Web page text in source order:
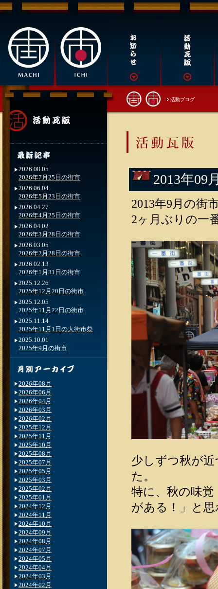
活動ブログ
2013年09
2013年9月の街
2ヶ月ぶりの一
少しずつ秋が
た。
特に、秋の味
がある！」と
2026.08.05
2026年7月25日の街市
2026.06.04
2026年5月23日の街市
2026.04.27
2026年4月25日の街市
2026.04.02
2026年3月28日の街市
2026.03.05
2026年2月28日の街市
2026.02.13
2026年1月31日の街市
2025.12.26
2025年12月20日の街市
2025.12.05
2025年11月22日の街市
2025.11.14
2025年11月1日の大街市祭
2025.10.01
2025年9月の街市
2026年08月
2026年06月
2026年04月
2026年03月
2026年02月
2025年12月
2025年11月
2025年10月
2025年08月
2025年07月
2025年05月
2025年03月
2025年02月
2025年01月
2024年12月
2024年11月
2024年10月
2024年09月
2024年08月
2024年07月
2024年05月
2024年04月
2024年03月
2024年02月